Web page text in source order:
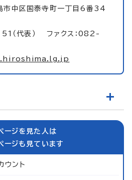
中区国泰寺町一丁目6番34
（代表） ファクス：082-
ージを見た人は
ージも見ています
ウント